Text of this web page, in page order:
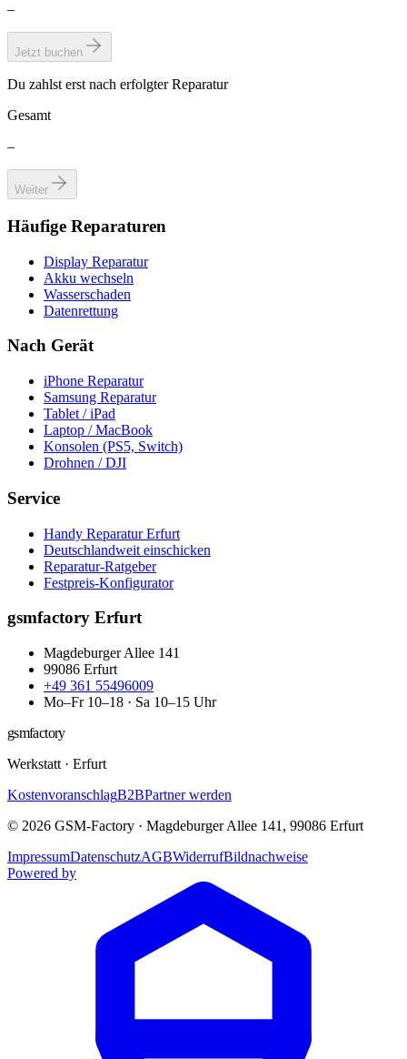
–
Jetzt buchen
Du zahlst erst nach erfolgter Reparatur
Gesamt
–
Weiter
Häufige Reparaturen
Display Reparatur
Akku wechseln
Wasserschaden
Datenrettung
Nach Gerät
iPhone Reparatur
Samsung Reparatur
Tablet / iPad
Laptop / MacBook
Konsolen (PS5, Switch)
Drohnen / DJI
Service
Handy Reparatur Erfurt
Deutschlandweit einschicken
Reparatur-Ratgeber
Festpreis-Konfigurator
gsmfactory Erfurt
Magdeburger Allee 141
99086 Erfurt
+49 361 55496009
Mo–Fr 10–18 · Sa 10–15 Uhr
gsmfactory
Werkstatt · Erfurt
KostenvoranschlagB2BPartner werden
© 2026 GSM-Factory · Magdeburger Allee 141 , 99086 Erfurt
ImpressumDatenschutzAGBWiderrufBildnachweise
Powered by